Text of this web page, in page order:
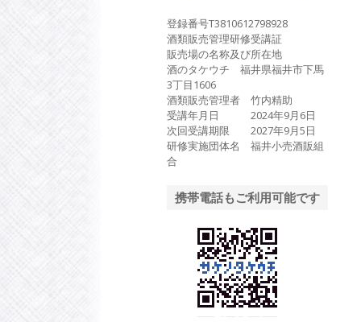
登録番号T3810612798928
酒類販売管理研修受講証
販売場の名称及び所在地
酒のタケウチ 福井県福井市下馬
3丁目1606
酒類販売管理者 竹内精助
受講年月日 2024年9月6日
次回受講期限 2027年9月5日
研修実施団体名 福井小売酒販組
合
携帯電話もご利用可能です